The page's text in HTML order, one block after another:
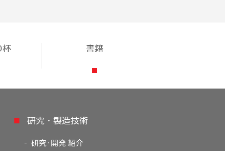
書籍
研究・製造技術
研究･開発 紹介